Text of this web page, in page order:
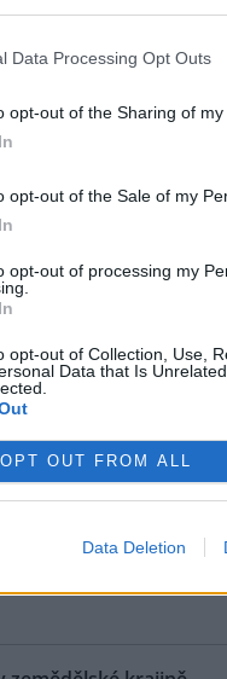
Data Processing Opt Outs
opt-out of the Sharing of my
opt-out of the Sale of my
opt-out of processing my
opt-out of Collection, Use,
Data that Is
OPT OUT FROM ALL
Data Deletion
velká ropná skvrna z
přírodní rezervaci v
v jejíž blízkosti se
níž panuje podezření, že
na sdělení
nevládní
řeky minimální
)
srážek je
jihočeských řekách
v rovinatých oblastech,